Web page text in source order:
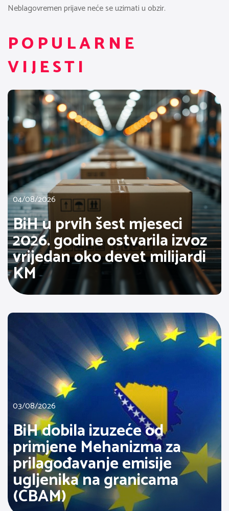
Neblagovremen prijave neće se uzimati u obzir.
POPULARNE
VIJESTI
04/08/2026
BiH u prvih šest mjeseci
2026. godine ostvarila izvoz
vrijedan oko devet milijardi
KM
03/08/2026
BiH dobila izuzeće od
primjene Mehanizma za
prilagođavanje emisije
ugljenika na granicama
(CBAM)